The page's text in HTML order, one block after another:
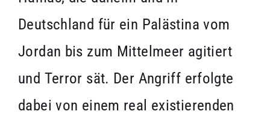
Deutschland für ein Palästina vom
Jordan bis zum Mittelmeer agitiert
und Terror sät. Der Angriff erfolgte
dabei von einem real existierenden